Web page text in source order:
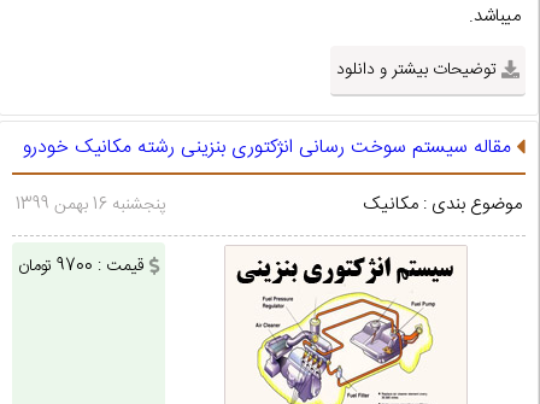
میباشد.
توضیحات بیشتر و دانلود
مقاله سیستم سوخت رسانی انژکتوری بنزینی رشته مکانیک خودرو
موضوع بندی : مکانیک پنجشنبه 16 بهمن 1399
قیمت : 9700 تومان